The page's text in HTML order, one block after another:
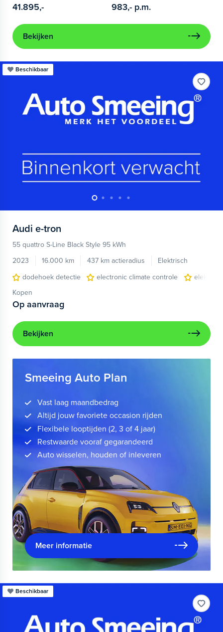
41.895,- 983,- p.m.
Bekijken
Beschikbaar
Audi e-tron
55 quattro S-Line Black Style 95 kWh
2023
16.000 km 437 km actieradius
Elektrisch
dodehoek detectie
electronic climate controle
Kopen
Op aanvraag
Bekijken
Smeeing Auto Plan
Vast laag maandbedrag
Altijd jouw favoriete occasion rijden
Flexibele looptijden (2, 3 of 4 jaar)
Restwaarde vooraf gegarandeerd
Auto wisselen, houden of inleveren
Meer informatie
Beschikbaar